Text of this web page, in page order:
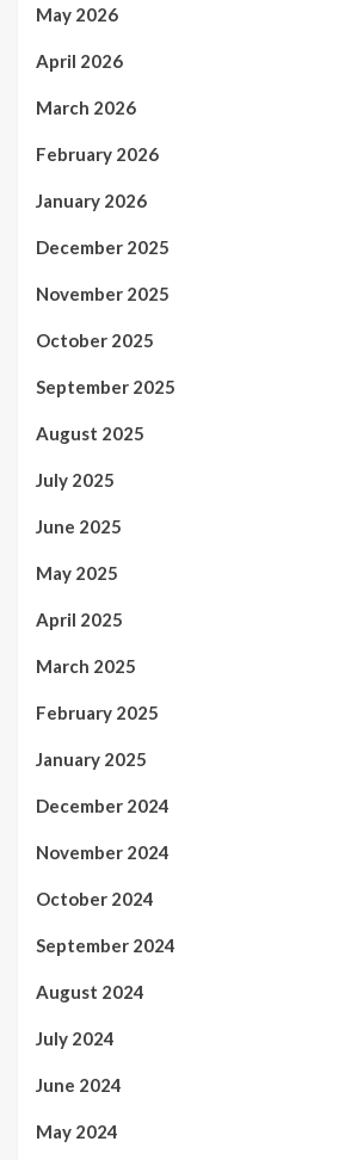
May 2026
April 2026
March 2026
February 2026
January 2026
December 2025
November 2025
October 2025
September 2025
August 2025
July 2025
June 2025
May 2025
April 2025
March 2025
February 2025
January 2025
December 2024
November 2024
October 2024
September 2024
August 2024
July 2024
June 2024
May 2024